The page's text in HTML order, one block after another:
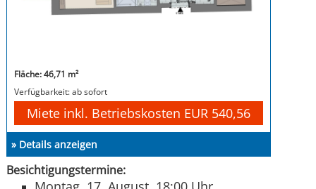
Fläche: 46,71 m²
Verfügbarkeit: ab sofort
Miete inkl. Betriebskosten EUR 540,56
» Details anzeigen
Besichtigungstermine: